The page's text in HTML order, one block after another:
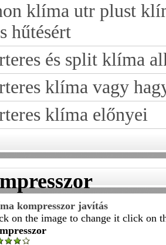
klíma utr plust
hűtésért
és split klíma
klíma vagy
klíma előnyei
kompresszor javítás
on the image to change it click on